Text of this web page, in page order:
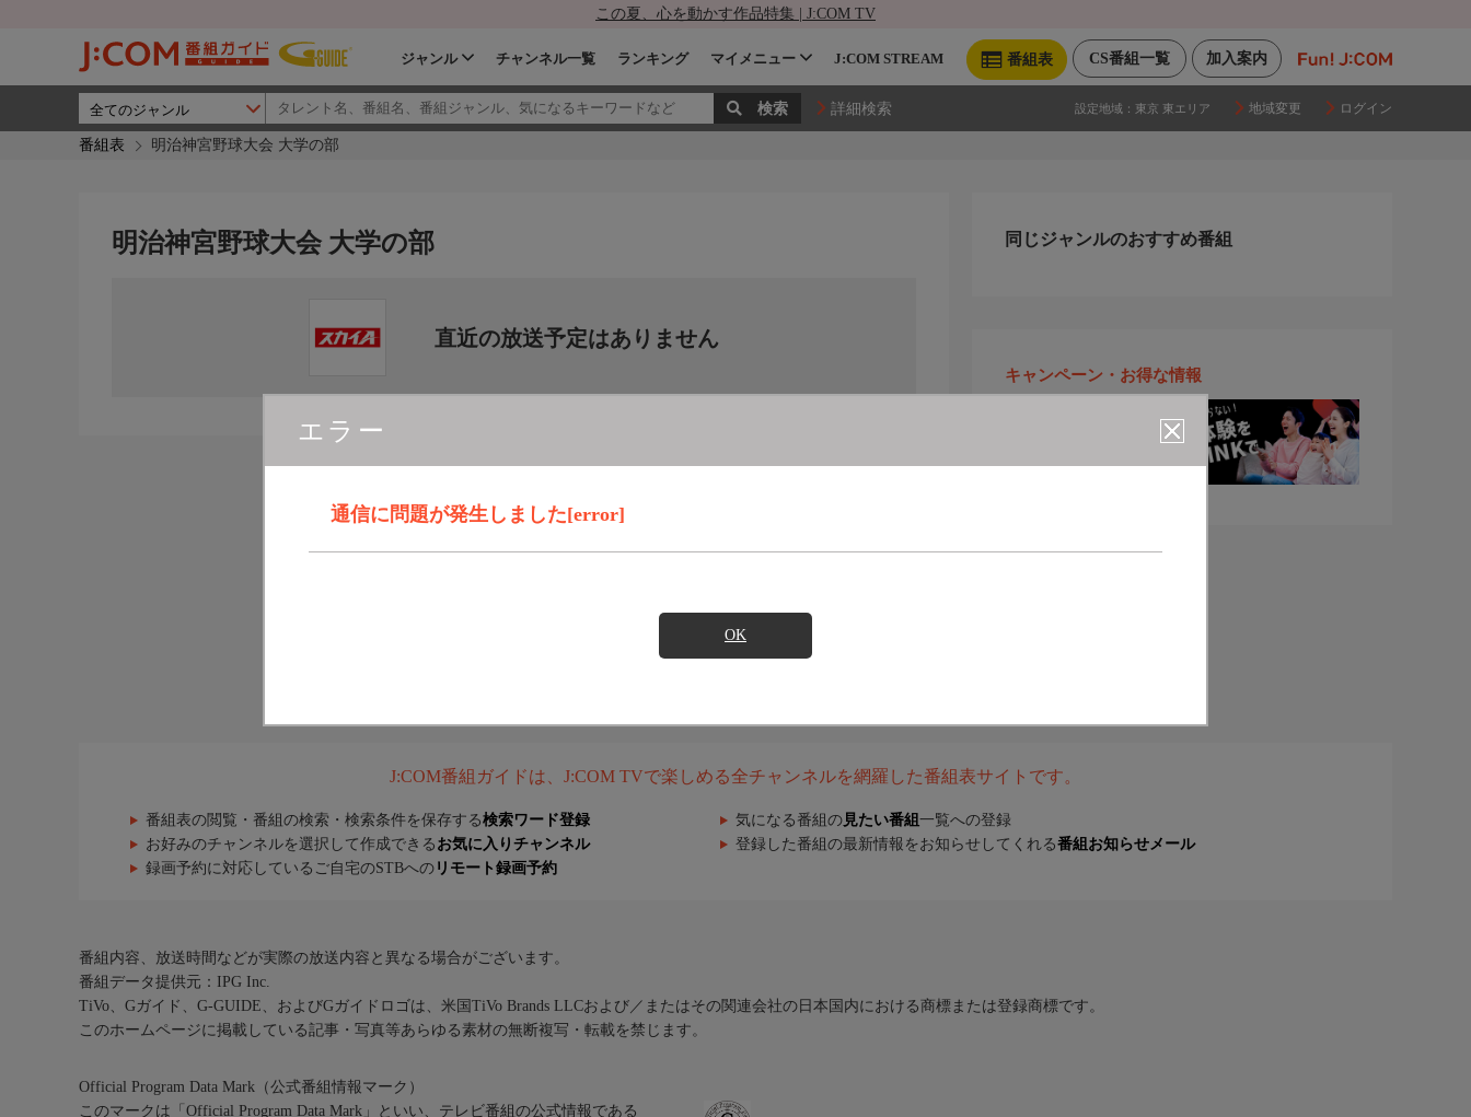
この夏、心を動かす作品特集 | J:COM TV
加入案内
CS番組一覧
番組表
ジャンル チャンネル一覧 ランキング マイメニュー J:COM STREAM
詳細検索 設定地域： 東京 東エリア 地域変更 ログイン
番組表 明治神宮野球大会 大学の部
エラー
通信に問題が発生しました[error]
OK
明治神宮野球大会 大学の部
直近の放送予定はありません
同じジャンルのおすすめ番組
キャンペーン・お得な情報
J:COM番組ガイドは、J:COM TVで楽しめる全チャンネルを網羅した番組表サイトです。
番組表の閲覧・番組の検索・検索条件を保存する検索ワード登録 気になる番組の 見たい番組 一覧への登録
お好みのチャンネルを選択して作成できる お気に入りチャンネル 登録した番組の最新情報をお知らせしてくれる番組お知らせメール
録画予約に対応しているご自宅のSTBへの リモート録画予約
番組内容、放送時間などが実際の放送内容と異なる場合がございます。
番組データ提供元：IPG Inc.
TiVo、Gガイド、G-GUIDE、およびGガイドロゴは、米国TiVo Brands LLCおよび／またはその関連会社の日本国内における商標または登録商標です。
このホームページに掲載している記事・写真等あらゆる素材の無断複写・転載を禁じます。
Official Program Data Mark（公式番組情報マーク）
このマークは「Official Program Data Mark」といい、テレビ番組の公式情報である